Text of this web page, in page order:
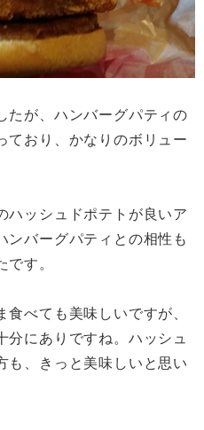
たが、ハンバーグパティの
ており、かなりのボリュー
ハッシュドポテトが良いア
ンバーグパティとの相性も
です。
べても美味しいですが、
にありですね。ハッシュ
も、きっと美味しいと思い